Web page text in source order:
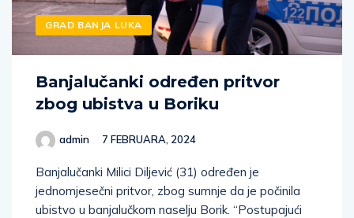
GRAD BANJA LUKA
Banjalučanki određen pritvor
zbog ubistva u Boriku
admin 7 FEBRUARA, 2024
Banjalučanki Milici Diljević (31) određen je
jednomjesečni pritvor, zbog sumnje da je počinila
ubistvo u banjalučkom naselju Borik. “Postupajući